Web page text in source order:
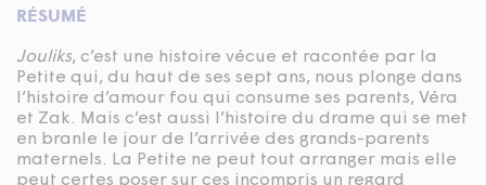
RÉSUMÉ
Jouliks, c’est une histoire vécue et racontée par la
Petite qui, du haut de ses sept ans, nous plonge dans
l’histoire d’amour fou qui consume ses parents, Véra
et Zak. Mais c’est aussi l’histoire du drame qui se met
en branle le jour de l’arrivée des grands-parents
maternels. La Petite ne peut tout arranger mais elle
peut certes poser sur ces incompris un regard